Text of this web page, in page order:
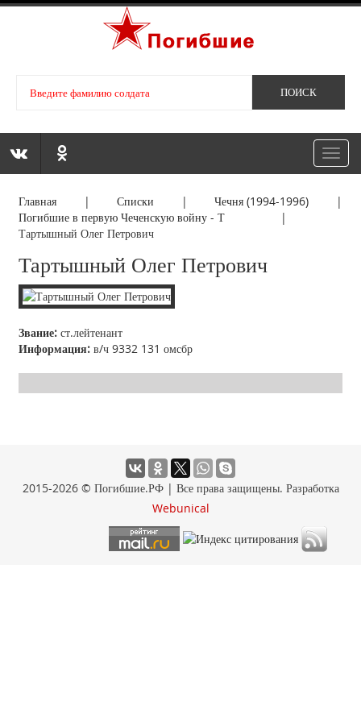
Главная |Списки |Чечня (1994-1996) |
Погибшие в первую Чеченскую войну - Т |
Тартышный Олег Петрович
Тартышный Олег Петрович
Звание: ст.лейтенант
Информация: в/ч 9332 131 омсбр
2015-2026 © Погибшие.РФ | Все права защищены. Разработка
Webunical